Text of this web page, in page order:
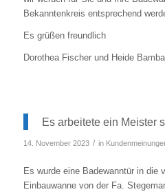
Bekanntenkreis entsprechend
Es grüßen freundlich
Dorothea Fischer und Heide
Es arbeitete ein Meister
14. November 2023 / in
Es wurde eine Badewanntür in die
Einbauwanne von der Fa.